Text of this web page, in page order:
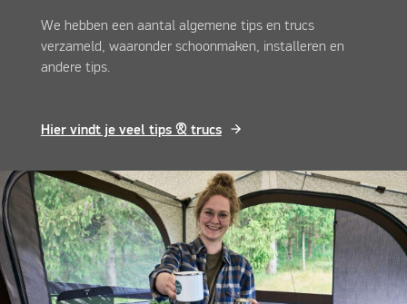
We hebben een aantal algemene tips en trucs
verzameld, waaronder schoonmaken, installeren en
andere tips.
Hier vindt je veel tips & trucs